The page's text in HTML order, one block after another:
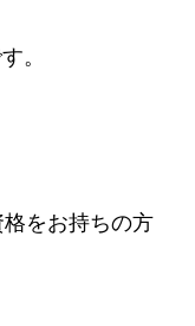
。
をお持ちの方